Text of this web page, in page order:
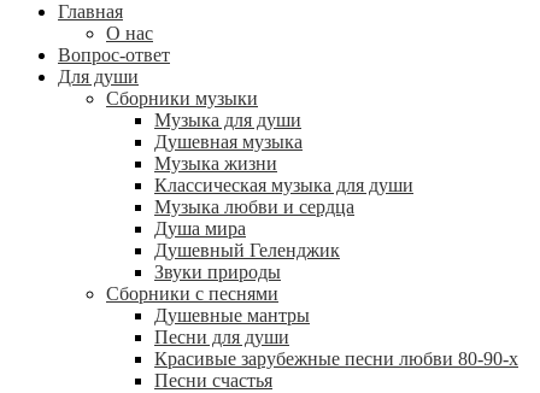
Главная
О нас
Вопрос-ответ
Для души
Сборники музыки
Музыка для души
Душевная музыка
Музыка жизни
Классическая музыка для души
Музыка любви и сердца
Душа мира
Душевный Геленджик
Звуки природы
Сборники с песнями
Душевные мантры
Песни для души
Красивые зарубежные песни любви 80-90-х
Песни счастья